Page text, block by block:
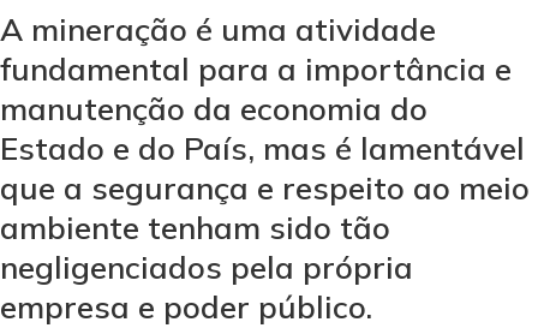
A mineração é uma atividade
fundamental para a importância e
manutenção da economia do
Estado e do País, mas é lamentável
que a segurança e respeito ao meio
ambiente tenham sido tão
negligenciados pela própria
empresa e poder público.